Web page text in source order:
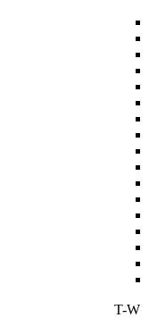
T-W